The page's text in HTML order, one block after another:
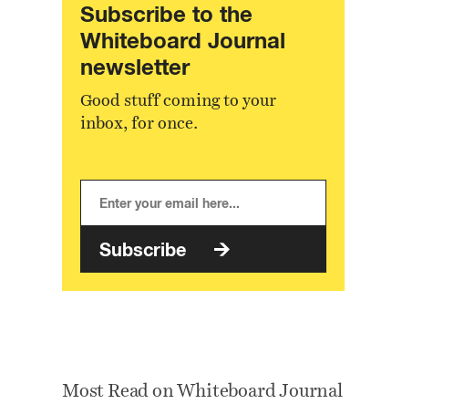
Subscribe to the
Whiteboard Journal
newsletter
Good stuff coming to your
inbox, for once.
Subscribe
Most Read on Whiteboard Journal